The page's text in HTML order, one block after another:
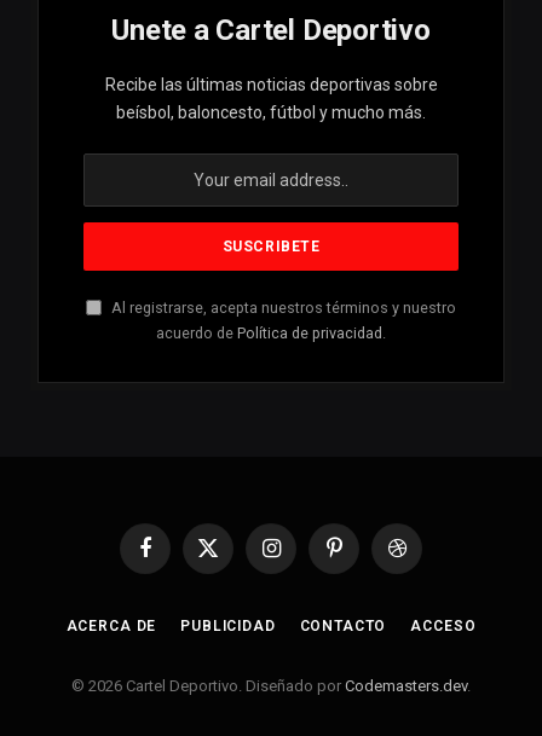
Unete a Cartel Deportivo
Recibe las últimas noticias deportivas sobre
beísbol, baloncesto, fútbol y mucho más.
Al registrarse, acepta nuestros términos y nuestro
acuerdo de Política de privacidad
Facebook
X
InstagramPinterestDribbble
ACERCA DE PUBLICIDAD CONTACTO ACCESO
© 2026 Cartel Deportivo. Diseñado por Codemasters.dev.